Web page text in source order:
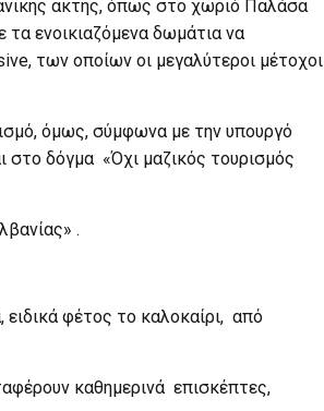
ακτής, όπως στο χωριό Παλάσα
τα ενοικιαζόμενα δωμάτια να
των οποίων οι μεγαλύτεροι μέτοχοι
όμως, σύμφωνα με την υπουργό
στο δόγμα «Όχι μαζικός τουρισμός
.
ειδικά φέτος το καλοκαίρι, από
καθημερινά επισκέπτες,